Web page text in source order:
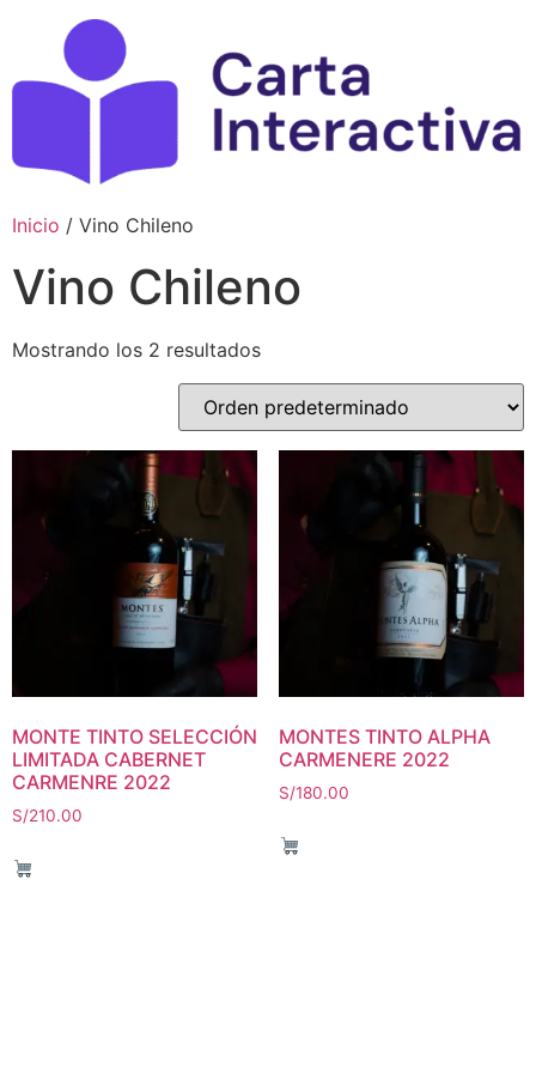
contenido
Inicio / Vino Chileno
Vino Chileno
Mostrando los 2 resultados
MONTE TINTO SELECCIÓN
LIMITADA CABERNET
CARMENRE 2022
S/210.00
MONTES TINTO ALPHA
CARMENERE 2022
S/180.00